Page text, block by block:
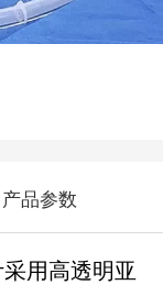
产品参数
用高透明亚